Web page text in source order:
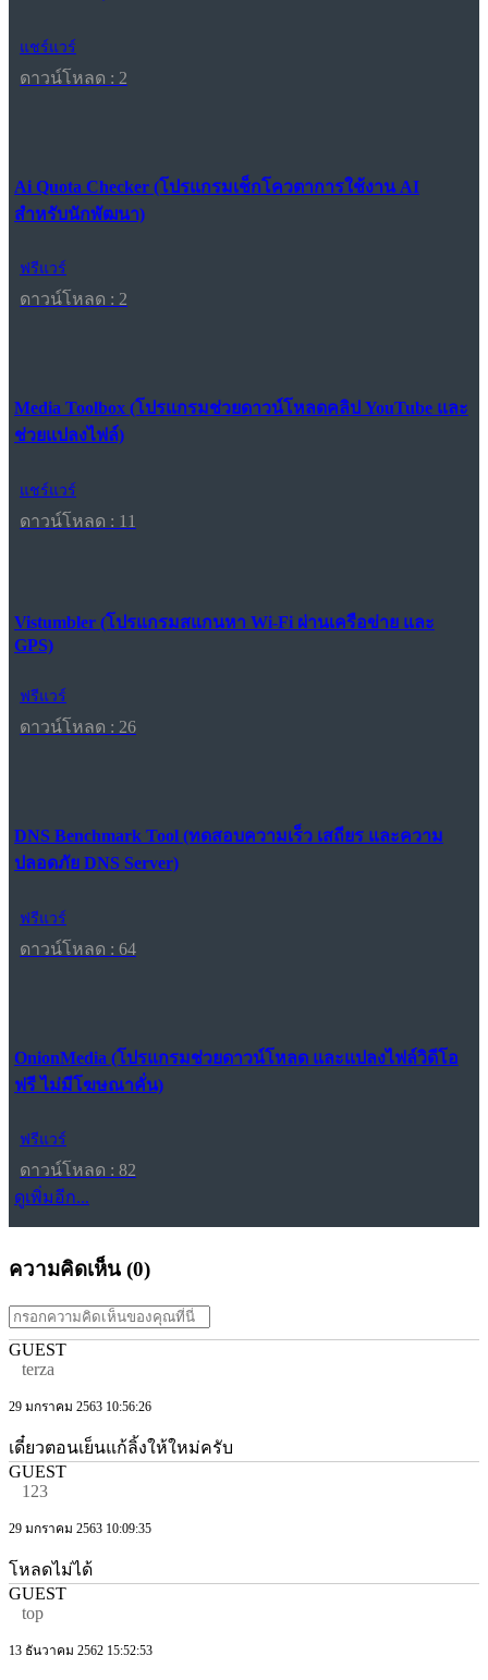
แชร์แวร์
ดาวน์โหลด : 2
Ai Quota Checker (โปรแกรมเช็กโควตาการใช้งาน AI
สำหรับนักพัฒนา)
ฟรีแวร์
ดาวน์โหลด : 2
Media Toolbox (โปรแกรมช่วยดาวน์โหลดคลิป YouTube และ
ช่วยแปลงไฟล์)
แชร์แวร์
ดาวน์โหลด : 11
Vistumbler (โปรแกรมสแกนหา Wi-Fi ผ่านเครือข่าย และ
GPS)
ฟรีแวร์
ดาวน์โหลด : 26
DNS Benchmark Tool (ทดสอบความเร็ว เสถียร และความ
ปลอดภัย DNS Server)
ฟรีแวร์
ดาวน์โหลด : 64
OnionMedia (โปรแกรมช่วยดาวน์โหลด และแปลงไฟล์วิดีโอ
ฟรี ไม่มีโฆษณาคั่น)
ฟรีแวร์
ดาวน์โหลด : 82
ดูเพิ่มอีก...
ความคิดเห็น (0)
GUEST
terza
29 มกราคม 2563 10:56:26
เดี๋ยวตอนเย็นแก้ลิ้งให้ใหม่ครับ
GUEST
123
29 มกราคม 2563 10:09:35
โหลดไม่ได้
GUEST
top
13 ธันวาคม 2562 15:52:53